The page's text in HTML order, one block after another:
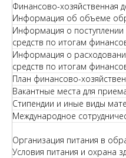
Финансово-хозяйственная
Информация об объеме
Информация о
средств по итогам
Информация о
средств по итогам
План финансово-
Вакантные места для
Стипендии и иные виды
Международное
Организация питания в
Условия питания и охрана